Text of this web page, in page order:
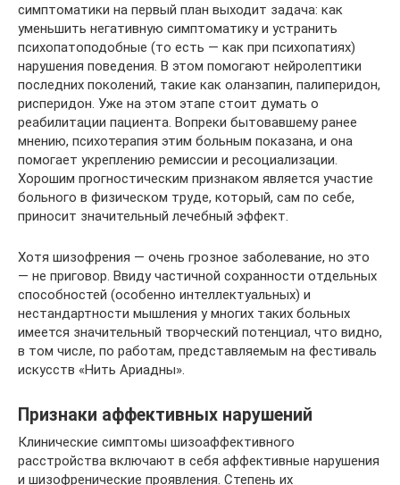
симптоматики на первый план выходит задача: как
уменьшить негативную симптоматику и устранить
психопатоподобные (то есть — как при психопатиях)
нарушения поведения. В этом помогают нейролептики
последних поколений, такие как оланзапин, палиперидон,
рисперидон. Уже на этом этапе стоит думать о
реабилитации пациента. Вопреки бытовавшему ранее
мнению, психотерапия этим больным показана, и она
помогает укреплению ремиссии и ресоциализации.
Хорошим прогностическим признаком является участие
больного в физическом труде, который, сам по себе,
приносит значительный лечебный эффект.
Хотя шизофрения — очень грозное заболевание, но это
— не приговор. Ввиду частичной сохранности отдельных
способностей (особенно интеллектуальных) и
нестандартности мышления у многих таких больных
имеется значительный творческий потенциал, что видно,
в том числе, по работам, представляемым на фестиваль
искусств «Нить Ариадны».
Признаки аффективных нарушений
Клинические симптомы шизоаффективного
расстройства включают в себя аффективные нарушения
и шизофренические проявления. Степень их